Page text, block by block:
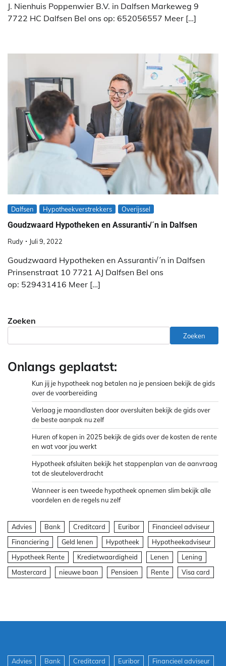
J. Nienhuis Poppenwier B.V. in Dalfsen Markeweg 9
7722 HC Dalfsen Bel ons op: 652056557 Meer […]
Dalfsen Hypotheekverstrekkers Overijssel
Goudzwaard Hypotheken en Assuranti√´n in Dalfsen
Rudy Juli 9, 2022
Goudzwaard Hypotheken en Assuranti√´n in Dalfsen
Prinsenstraat 10 7721 AJ Dalfsen Bel ons
op: 529431416 Meer […]
Zoeken
Zoeken
Onlangs geplaatst:
Kun jij je hypotheek nog betalen na je pensioen bekijk de gids
over de voorbereiding
Verlaag je maandlasten door oversluiten bekijk de gids over
de beste aanpak nu zelf
Huren of kopen in 2025 bekijk de gids over de kosten de rente
en wat voor jou werkt
Hypotheek afsluiten bekijk het stappenplan van de aanvraag
tot de sleuteloverdracht
Wanneer is een tweede hypotheek opnemen slim bekijk alle
voordelen en de regels nu zelf
Advies Bank Creditcard Euribor
Financieel adviseur
Financiering
Geld lenen Hypotheek
Hypotheekadviseur
Hypotheek Rente
Kredietwaardigheid Lenen
Lening
Mastercard
nieuwe baan Pensioen Rente Visa card
Advies Bank Creditcard Euribor
Financieel adviseur